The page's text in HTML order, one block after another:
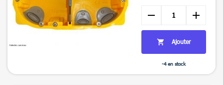
remove add
 Ajouter
-4 en stock